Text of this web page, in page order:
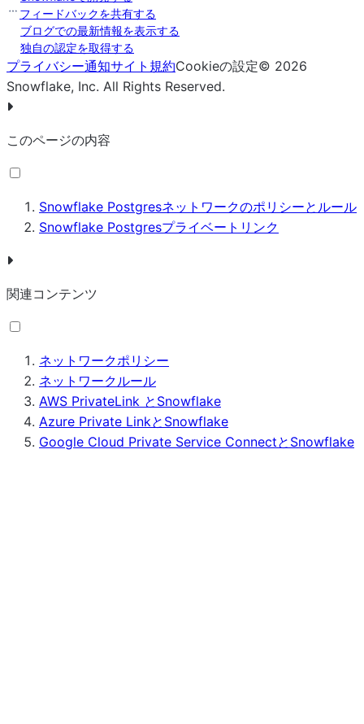
フィードバックを共有する
ブログでの最新情報を表示する
独自の認定を取得する
プライバシー通知サイト規約Cookieの設定© 2026
Snowflake, Inc. All Rights Reserved.
このページの内容
Snowflake Postgresネットワークのポリシーとルール
Snowflake Postgresプライベートリンク
関連コンテンツ
ネットワークポリシー
ネットワークルール
AWS PrivateLink とSnowflake
Azure Private LinkとSnowflake
Google Cloud Private Service ConnectとSnowflake